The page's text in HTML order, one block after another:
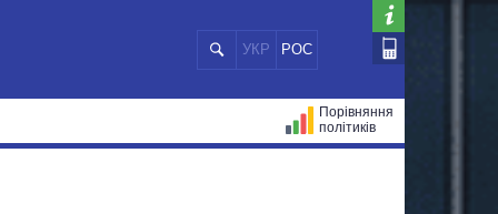
УКР РОС
Порівняння
політиків